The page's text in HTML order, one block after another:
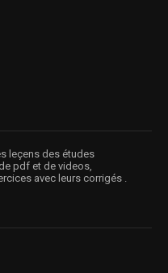
leçens des études
pdf et de videos,
avec leurs corrigés .